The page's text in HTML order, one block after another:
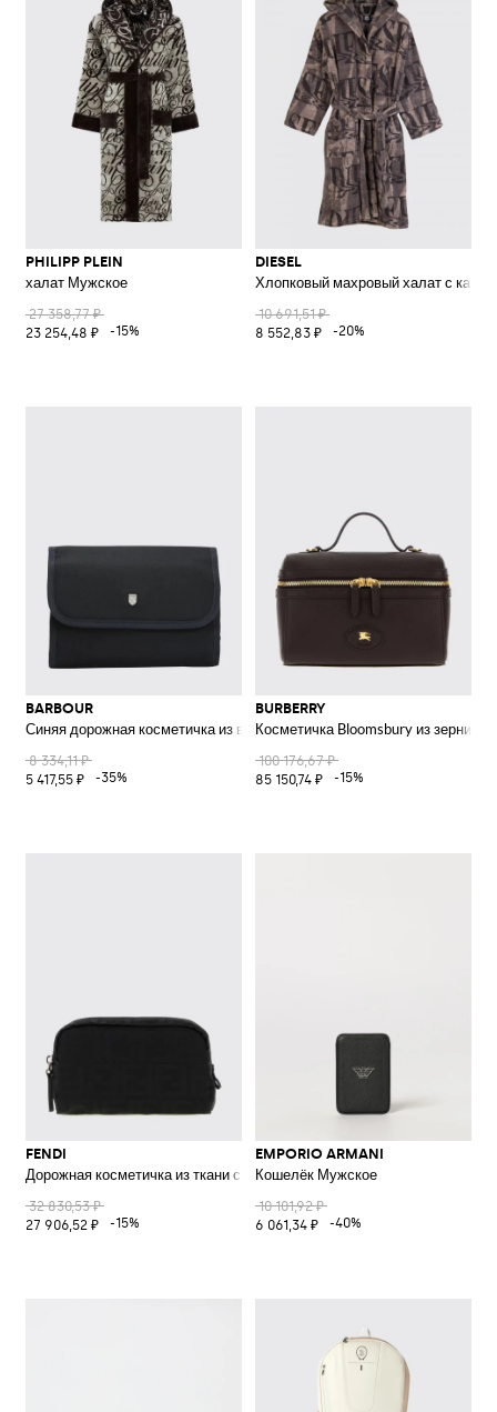
PHILIPP PLEIN
халат Мужское
27 358,77 ₽
23 254,48 ₽
-15%
DIESEL
Хлопковый махровый халат с
10 691,51 ₽
8 552,83 ₽
-20%
BARBOUR
Синяя дорожная косметичка из вощеного хлопка с кожаной отделкой
8 334,11 ₽
5 417,55 ₽
-35%
BURBERRY
Косметичка Bloomsbury из
100 176,67 ₽
85 150,74 ₽
-15%
FENDI
Дорожная косметичка из ткани с жаккардовой монограммой FF
32 830,53 ₽
27 906,52 ₽
-15%
EMPORIO ARMANI
Кошелёк Мужское
10 101,92 ₽
6 061,34 ₽
-40%